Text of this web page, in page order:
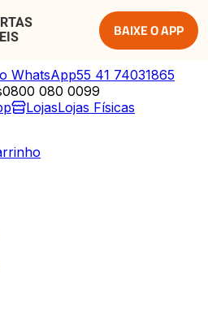
BAIXE O APP
WhatsApp55 41 74031865
0800 080 0099
LojasLojas Físicas